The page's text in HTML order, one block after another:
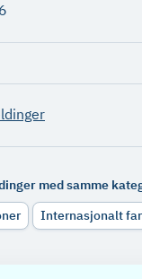
med samme
Internasjonalt